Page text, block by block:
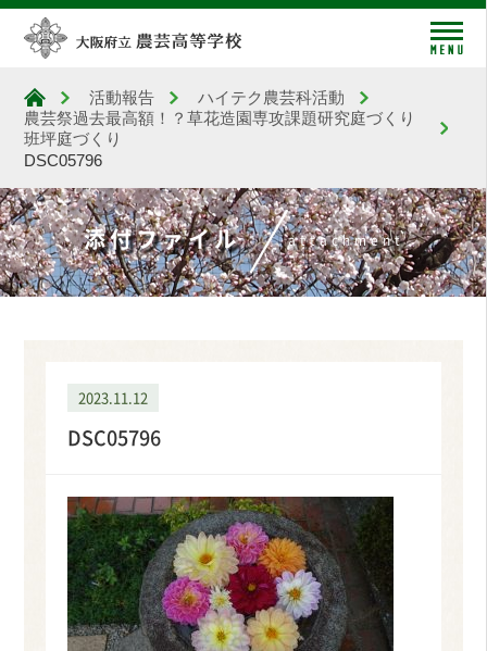
大阪府立農芸高等学校
活動報告
ハイテク農芸科活動
農芸祭過去最高額！？草花造園専攻課題研究庭づくり
班坪庭づくり
DSC05796
添付ファイル attachment
2023.11.12
DSC05796